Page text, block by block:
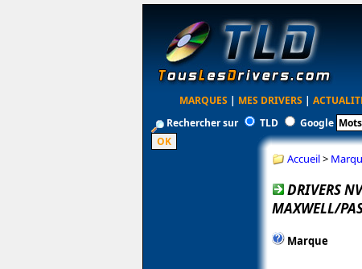
MARQUES | MES DRIVERS |
Rechercher sur
TLD Google
Accueil>
DRIVERS
MAXWELL/
Marque